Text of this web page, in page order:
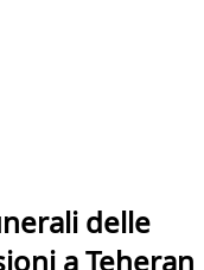
delle
a Teheran